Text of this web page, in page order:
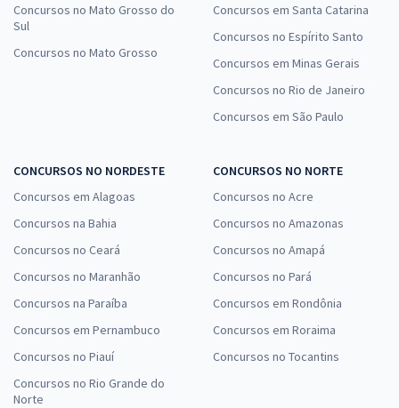
Concursos no Mato Grosso do
Sul
Concursos no Mato Grosso
Concursos em Santa Catarina
Concursos no Espírito Santo
Concursos em Minas Gerais
Concursos no Rio de Janeiro
Concursos em São Paulo
CONCURSOS NO NORDESTE
Concursos em Alagoas
Concursos na Bahia
Concursos no Ceará
Concursos no Maranhão
Concursos na Paraíba
Concursos em Pernambuco
Concursos no Piauí
Concursos no Rio Grande do
Norte
CONCURSOS NO NORTE
Concursos no Acre
Concursos no Amazonas
Concursos no Amapá
Concursos no Pará
Concursos em Rondônia
Concursos em Roraima
Concursos no Tocantins